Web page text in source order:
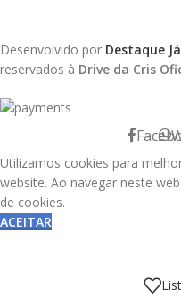
Desenvolvido por Destaque Já
reservados à Drive da Cris
Utilizamos cookies para
website. Ao navegar neste
de cookies.
ACEITAR